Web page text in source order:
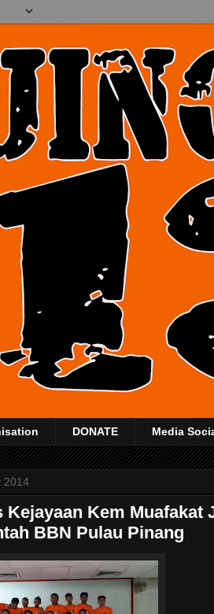
DONATE Media
2014
Kejayaan Kem Muafakat
BBN Pulau Pinang